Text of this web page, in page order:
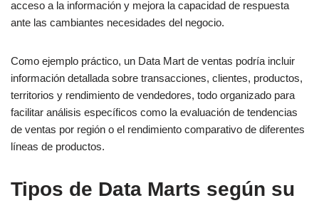
acceso a la información y mejora la capacidad de respuesta
ante las cambiantes necesidades del negocio.
Como ejemplo práctico, un Data Mart de ventas podría incluir
información detallada sobre transacciones, clientes, productos,
territorios y rendimiento de vendedores, todo organizado para
facilitar análisis específicos como la evaluación de tendencias
de ventas por región o el rendimiento comparativo de diferentes
líneas de productos.
Tipos de Data Marts según su